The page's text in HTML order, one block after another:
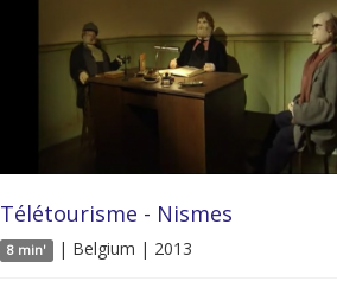
Télétourisme - Nismes
8 min' | Belgium | 2013